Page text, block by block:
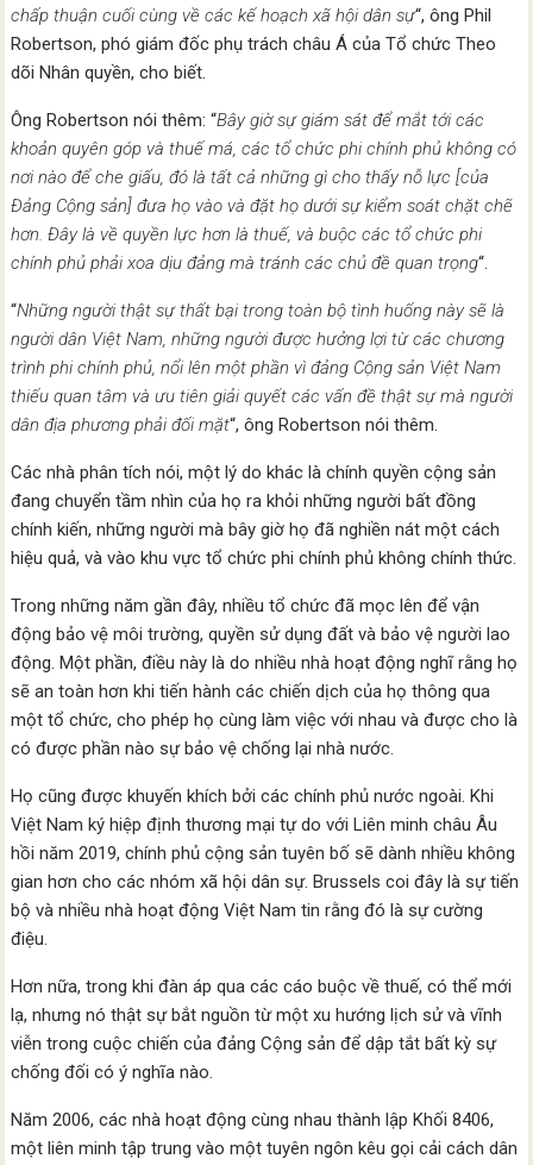
chấp thuận cuối cùng về các kế hoạch xã hội dân sự“, ông Phil
Robertson, phó giám đốc phụ trách châu Á của Tổ chức Theo
dõi Nhân quyền, cho biết.
Ông Robertson nói thêm: “Bây giờ sự giám sát để mắt tớicác
khoản quyên góp và thuế má, các tổ chức phi chính phủ không có
nơi nào để che giấu, đó là tất cả những gì cho thấy nỗ lực [của
Đảng Cộng sản] đưa họ vào và đặt họ dưới sự kiểm soát chặt chẽ
hơn.Đây là về quyền lực hơn là thuế, và buộc các tổ chức phi
chính phủ phải xoa dịu đảng mà tránh các chủ đề quan trọng“.
“Những người thật sự thất bạitrong toàn bộ tình huống này sẽ là
người dân Việt Nam, những người được hưởng lợi từ các chương
trình phi chính phủ, nổi lên một phần vì đảng Cộng sản Việt Nam
thiếu quan tâm và ưu tiên giải quyết các vấn đề thật sự mà người
dân địa phương phải đối mặt“, ông Robertson nói thêm.
Các nhà phân tích nói, một lý do khác là chính quyền cộng sản
đang chuyển tầm nhìn của họ ra khỏi những người bất đồng
chính kiến, những người mà bây giờ họ đã nghiền nát một cách
hiệu quả, và vào khu vực tổ chức phi chính phủ không chính thức.
Trong những năm gần đây, nhiều tổ chức đã mọc lên để vận
động bảo vệ môi trường, quyền sử dụng đất và bảo vệ người lao
động. Một phần, điều này là do nhiều nhà hoạt động nghĩ rằng họ
sẽ an toàn hơn khi tiến hành các chiến dịch của họ thông qua
một tổ chức, cho phép họ cùng làm việc với nhau và được cho là
có được phần nào sự bảo vệ chống lại nhà nước.
Họ cũng được khuyến khích bởi các chính phủ nước ngoài. Khi
Việt Nam ký hiệp định thương mại tự do với Liên minh châu Âu
hồi năm 2019, chính phủ cộng sản tuyên bố sẽ dành nhiều không
gian hơn cho các nhóm xã hội dân sự. Brussels coi đây là sự tiến
bộ và nhiều nhà hoạt động Việt Nam tin rằng đó là sự cường
điệu.
Hơn nữa, trong khi đàn áp qua các cáo buộc về thuế, có thể mới
lạ, nhưng nó thật sự bắt nguồn từ một xu hướng lịch sử và vĩnh
viễn trong cuộc chiến của đảng Cộng sản để dập tắt bất kỳ sự
chống đối có ý nghĩa nào.
Năm 2006, các nhà hoạt động cùng nhau thành lập Khối 8406,
một liên minh tập trung vào một tuyên ngôn kêu gọi cải cách dân